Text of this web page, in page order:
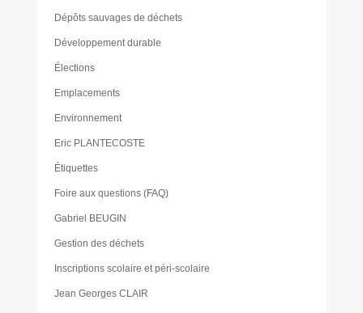
Dépôts sauvages de déchets
Développement durable
Élections
Emplacements
Environnement
Eric PLANTECOSTE
Étiquettes
Foire aux questions (FAQ)
Gabriel BEUGIN
Gestion des déchets
Inscriptions scolaire et péri-scolaire
Jean Georges CLAIR